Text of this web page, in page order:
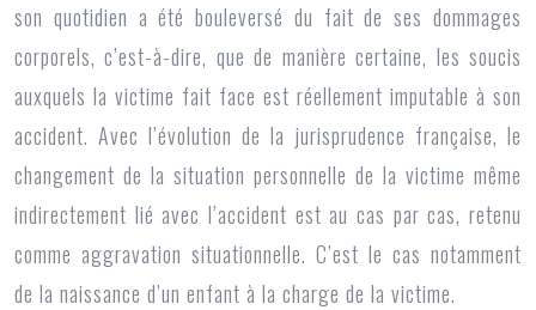
son quotidien a été bouleversé du fait de ses dommages
corporels, c’est-à-dire, que de manière certaine, les soucis
auxquels la victime fait face est réellement imputable à son
accident. Avec l’évolution de la jurisprudence française, le
changement de la situation personnelle de la victime même
indirectement lié avec l’accident est au cas par cas, retenu
comme aggravation situationnelle. C’est le cas notamment
de la naissance d’un enfant à la charge de la victime.